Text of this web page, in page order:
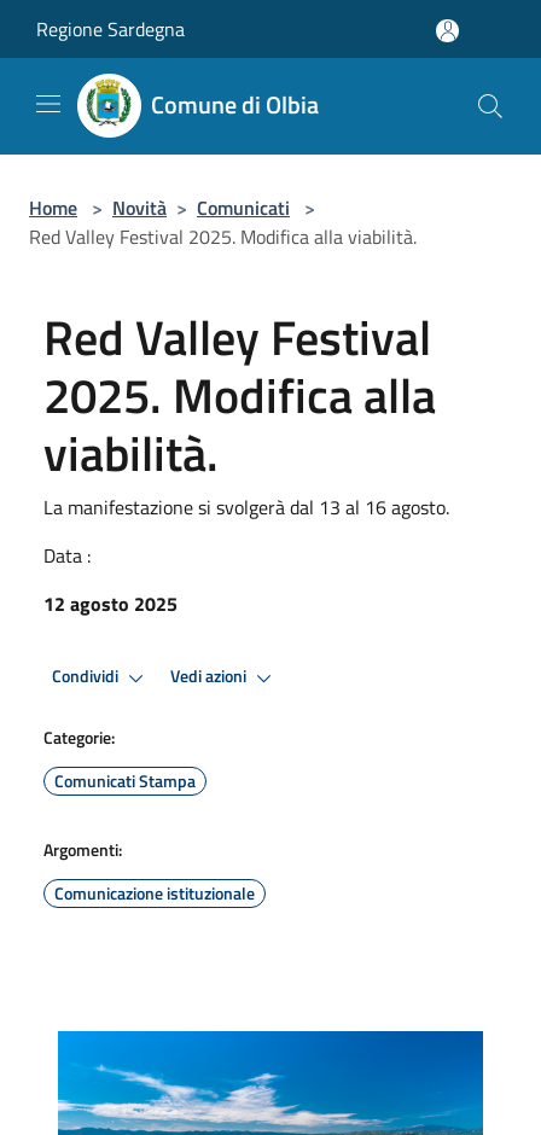
Regione Sardegna
Comune di Olbia
Home > Novità > Comunicati >
Red Valley Festival 2025. Modifica alla viabilità.
Red Valley Festival
2025. Modifica alla
viabilità.
La manifestazione si svolgerà dal 13 al 16 agosto.
Data :
12 agosto 2025
Condividi Vedi azioni
Categorie:
Comunicati Stampa
Argomenti:
Comunicazione istituzionale